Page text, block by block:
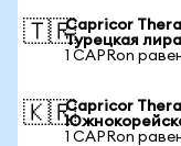
🇹🇷Capricor
Турецкая лира
1 CAPRon
🇰🇷Capricor
1 CAPRon